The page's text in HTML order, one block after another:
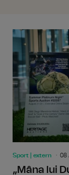
Sport | extern 08
„Mâna lui